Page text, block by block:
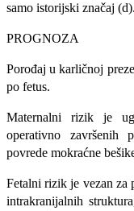
samo istorijski značaj (d).
PROGNOZA
Porođaj u karličnoj
po fetus.
Maternalni rizik je
operativno završenih
povrede mokraćne
Fetalni rizik je vezan za
intrakranijalnih